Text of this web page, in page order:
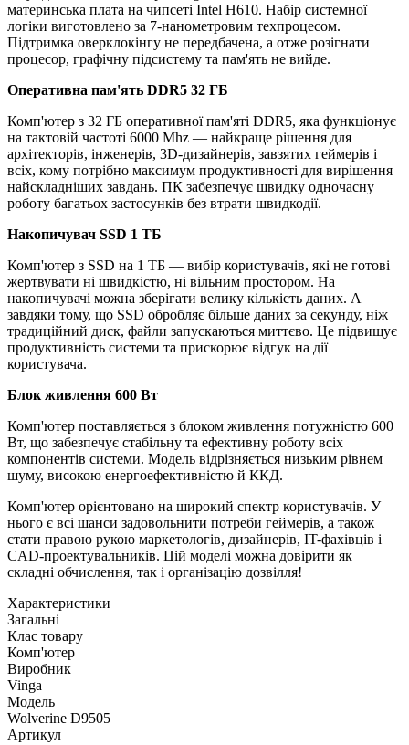
материнська плата на чипсеті Intel H610. Набір системної
логіки виготовлено за 7-нанометровим техпроцесом.
Підтримка оверклокінгу не передбачена, а отже розігнати
процесор, графічну підсистему та пам'ять не вийде.
Оперативна пам'ять DDR5 32 ГБ
Комп'ютер з 32 ГБ оперативної пам'яті DDR5, яка функціонує
на тактовій частоті 6000 Mhz — найкраще рішення для
архітекторів, інженерів, 3D-дизайнерів, завзятих геймерів і
всіх, кому потрібно максимум продуктивності для вирішення
найскладніших завдань. ПК забезпечує швидку одночасну
роботу багатьох застосунків без втрати швидкодії.
Накопичувач SSD 1 ТБ
Комп'ютер з SSD на 1 ТБ — вибір користувачів, які не готові
жертвувати ні швидкістю, ні вільним простором. На
накопичувачі можна зберігати велику кількість даних. А
завдяки тому, що SSD обробляє більше даних за секунду, ніж
традиційний диск, файли запускаються миттєво. Це підвищує
продуктивність системи та прискорює відгук на дії
користувача.
Блок живлення 600 Вт
Комп'ютер поставляється з блоком живлення потужністю 600
Вт, що забезпечує стабільну та ефективну роботу всіх
компонентів системи. Модель відрізняється низьким рівнем
шуму, високою енергоефективністю й ККД.
Комп'ютер орієнтовано на широкий спектр користувачів. У
нього є всі шанси задовольнити потреби геймерів, а також
стати правою рукою маркетологів, дизайнерів, IT-фахівців і
CAD-проектувальників. Цій моделі можна довірити як
складні обчислення, так і організацію дозвілля!
Характеристики
Загальні
Клас товару
Комп'ютер
Виробник
Vinga
Модель
Wolverine D9505
Артикул